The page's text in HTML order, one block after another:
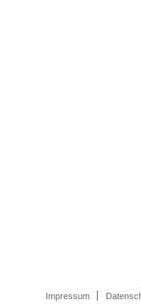
Impressum